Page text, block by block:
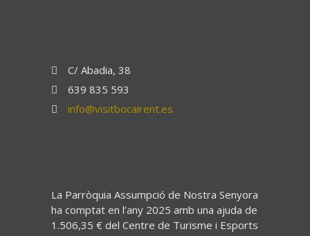
C/ Abadia, 38
639 835 593
info@visitbocairent.es
La Parròquia Assumpció de Nostra Senyora
ha comptat en l’any 2025 amb una ajuda de
1.506,35 € del Centre de Turisme i Esports